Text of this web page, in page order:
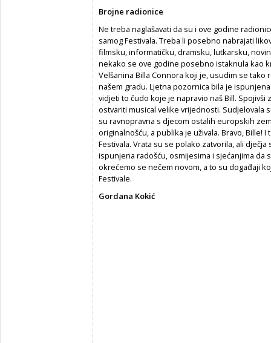
Brojne radionice
Ne treba naglašavati da su i ove godine
samog Festivala. Treba li posebno nabrajati
filmsku, informatičku, dramsku, lutkarsku,
nekako se ove godine posebno istaknula kao
Velšanina Billa Connora koji je, usudim se tako
našem gradu. Ljetna pozornica bila je
vidjeti to čudo koje je napravio naš Bill.
ostvariti musical velike vrijednosti. Sudjelovala
su ravnopravna s djecom ostalih europskih
originalnošću, a publika je uživala. Bravo, Bille!
Festivala. Vrata su se polako zatvorila, ali
ispunjena radošću, osmijesima i sjećanjima da
okrećemo se nečem novom, a to su događaji
Festivale.
Gordana Kokić